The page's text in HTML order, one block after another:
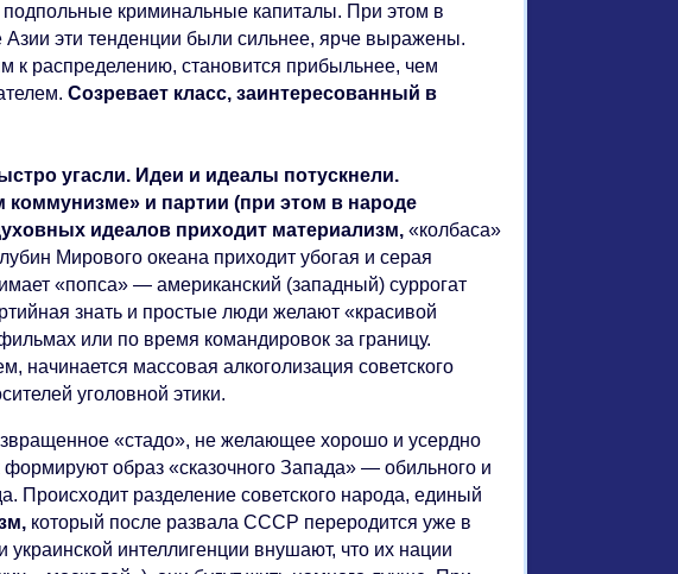
криминальные капиталы. При этом в
эти тенденции были сильнее, ярче выражены.
к распределению, становится прибыльнее, чем
Созревает класс, заинтересованный в
угасли. Идеи и идеалы потускнели.
коммунизме» и партии (при этом в народе
идеалов приходит материализм, «колбаса»
Мирового океана приходит убогая и серая
«попса» — американский (западный) суррогат
знать и простые люди желают «красивой
или по время командировок за границу.
начинается массовая алкоголизация советского
уголовной этики.
«стадо», не желающее хорошо и усердно
образ «сказочного Запада» — обильного и
Происходит разделение советского народа, единый
который после развала СССР переродится уже в
интеллигенции внушают, что их нации